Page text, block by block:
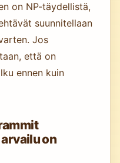
on NP-täydellistä,
suunnitellaan
Jos
että on
ennen kuin
on